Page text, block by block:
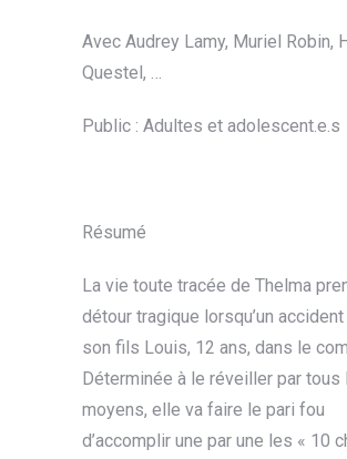
Avec Audrey Lamy, Muriel Robin,
Questel, …
Public : Adultes et adolescent.e.s
Résumé
La vie toute tracée de Thelma
détour tragique lorsqu’un
son fils Louis, 12 ans, dans le
Déterminée à le réveiller par tous
moyens, elle va faire le pari fou
d’accomplir une par une les « 10